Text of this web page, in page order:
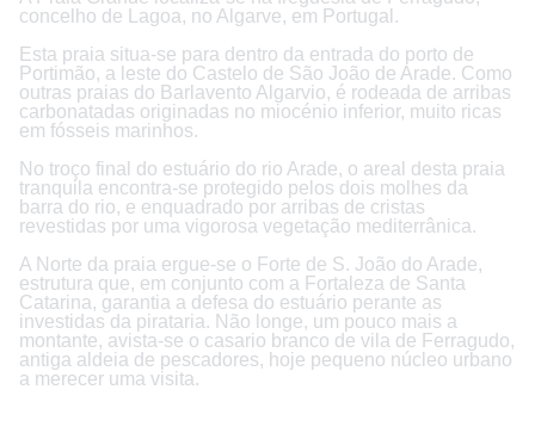
concelho de Lagoa, no Algarve, em Portugal.
Esta praia situa-se para dentro da entrada do porto de
Portimão, a leste do Castelo de São João de Arade. Como
outras praias do Barlavento Algarvio, é rodeada de arribas
carbonatadas originadas no miocénio inferior, muito ricas
em fósseis marinhos.
No troço final do estuário do rio Arade, o areal desta praia
tranquila encontra-se protegido pelos dois molhes da
barra do rio, e enquadrado por arribas de cristas
revestidas por uma vigorosa vegetação mediterrânica.
A Norte da praia ergue-se o Forte de S. João do Arade,
estrutura que, em conjunto com a Fortaleza de Santa
Catarina, garantia a defesa do estuário perante as
investidas da pirataria. Não longe, um pouco mais a
montante, avista-se o casario branco de vila de Ferragudo,
antiga aldeia de pescadores, hoje pequeno núcleo urbano
a merecer uma visita.